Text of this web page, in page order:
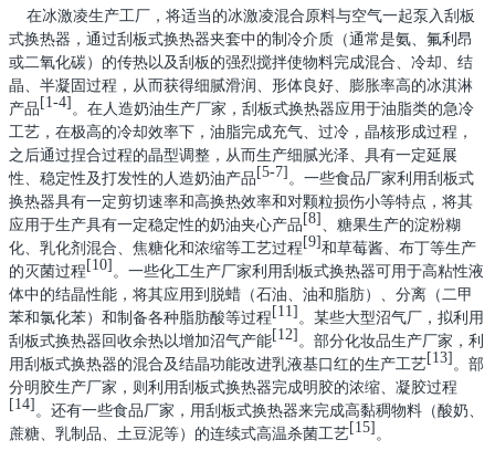
在冰激凌生产工厂，将适当的冰激凌混合原料与空气一起泵入刮板
式换热器，通过刮板式换热器夹套中的制冷介质（通常是氨、氟利昂
或二氧化碳）的传热以及刮板的强烈搅拌使物料完成混合、冷却、结
晶、半凝固过程，从而获得细腻滑润、形体良好、膨胀率高的冰淇淋
产品[1-4] 。在人造奶油生产厂家，刮板式换热器应用于油脂类的急冷
工艺，在极高的冷却效率下，油脂完成充气、过冷，晶核形成过程，
之后通过捏合过程的晶型调整，从而生产细腻光泽、具有一定延展
性、稳定性及打发性的人造奶油产品[5-7] 。一些食品厂家利用刮板式
换热器具有一定剪切速率和高换热效率和对颗粒损伤小等特点，将其
应用于生产具有一定稳定性的奶油夹心产品[8] 、糖果生产的淀粉糊
化、乳化剂混合、焦糖化和浓缩等工艺过程[9]和草莓酱、布丁等生产
的灭菌过程[10] 。一些化工生产厂家利用刮板式换热器可用于高粘性液
体中的结晶性能，将其应用到脱蜡（石油、油和脂肪）、分离（二甲
苯和氯化苯）和制备各种脂肪酸等过程[11] 。某些大型沼气厂，拟利用
刮板式换热器回收余热以增加沼气产能[12] 。部分化妆品生产厂家，利
用刮板式换热器的混合及结晶功能改进乳液基口红的生产工艺[13] 。部
分明胶生产厂家，则利用刮板式换热器完成明胶的浓缩、凝胶过程
[14] 。还有一些食品厂家，用刮板式换热器来完成高黏稠物料（酸奶、
蔗糖、乳制品、土豆泥等）的连续式高温杀菌工艺[15] 。